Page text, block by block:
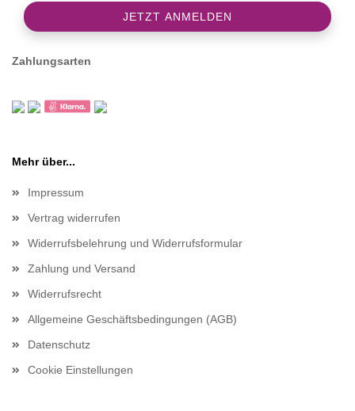
Zahlungsarten
Mehr über...
Impressum
Vertrag widerrufen
Widerrufsbelehrung und Widerrufsformular
Zahlung und Versand
Widerrufsrecht
Allgemeine Geschäftsbedingungen (AGB)
Datenschutz
Cookie Einstellungen